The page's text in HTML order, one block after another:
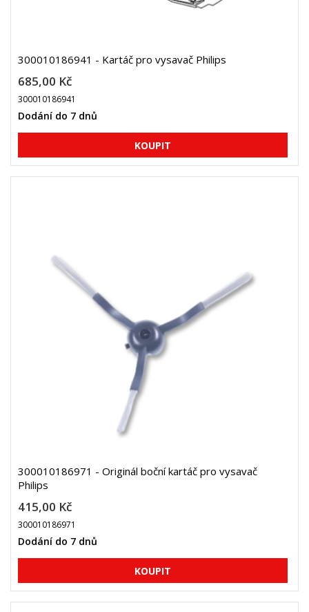
300010186941 - Kartáč pro vysavač Philips
685,00 Kč
300010186941
Dodání do 7 dnů
300010186971 - Originál boční kartáč pro vysavač
Philips
415,00 Kč
300010186971
Dodání do 7 dnů